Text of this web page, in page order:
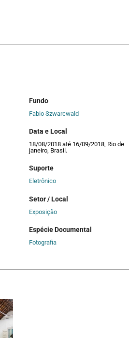
Fundo
Fabio Szwarcwald
Data e Local
18/08/2018 até 16/09/2018, Rio de
janeiro, Brasil.
Suporte
Eletrônico
Setor / Local
Exposição
Espécie Documental
Fotografia